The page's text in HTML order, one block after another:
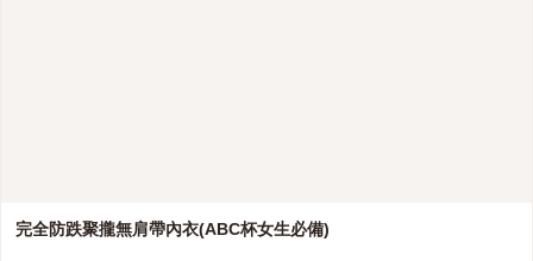
完全防跌聚攏無肩帶內衣(ABC杯女生必備)